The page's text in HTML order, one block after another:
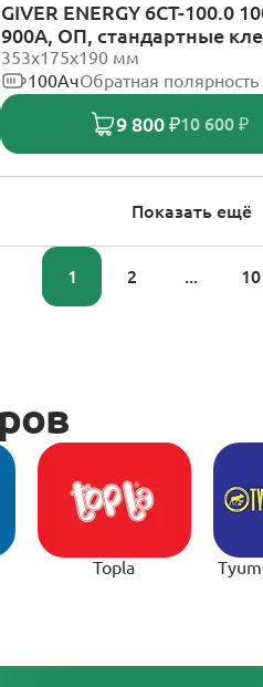
GIVER ENERGY 6СТ-100.0
900А, ОП, стандартные
353х175х190 мм
100АчОбратная полярность
9 800 ₽10 600 ₽
Показать ещё
1 2 ... 10
Topla